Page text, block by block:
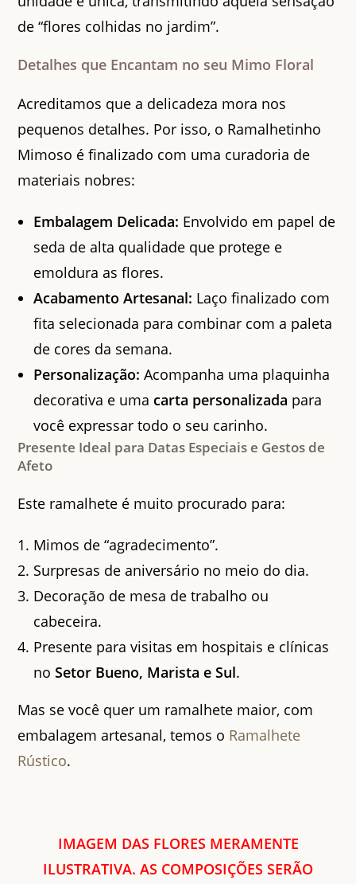
de “flores colhidas no jardim”.
Detalhes que Encantam no seu Mimo Floral
Acreditamos que a delicadeza mora nos
pequenos detalhes. Por isso, o Ramalhetinho
Mimoso é finalizado com uma curadoria de
materiais nobres:
Embalagem Delicada: Envolvido em papel de
seda de alta qualidade que protege e
emoldura as flores.
Acabamento Artesanal: Laço finalizado com
fita selecionada para combinar com a paleta
de cores da semana.
Personalização: Acompanha uma plaquinha
decorativa e uma carta personalizada para
você expressar todo o seu carinho.
Presente Ideal para Datas Especiais e Gestos de
Afeto
Este ramalhete é muito procurado para:
Mimos de “agradecimento”.
Surpresas de aniversário no meio do dia.
Decoração de mesa de trabalho ou
cabeceira.
Presente para visitas em hospitais e clínicas
noSetor Bueno, Marista e Sul.
Mas se você quer um ramalhete maior, com
embalagem artesanal, temos o Ramalhete
Rústico.
IMAGEM DAS FLORES MERAMENTE
ILUSTRATIVA. AS COMPOSIÇÕES SERÃO